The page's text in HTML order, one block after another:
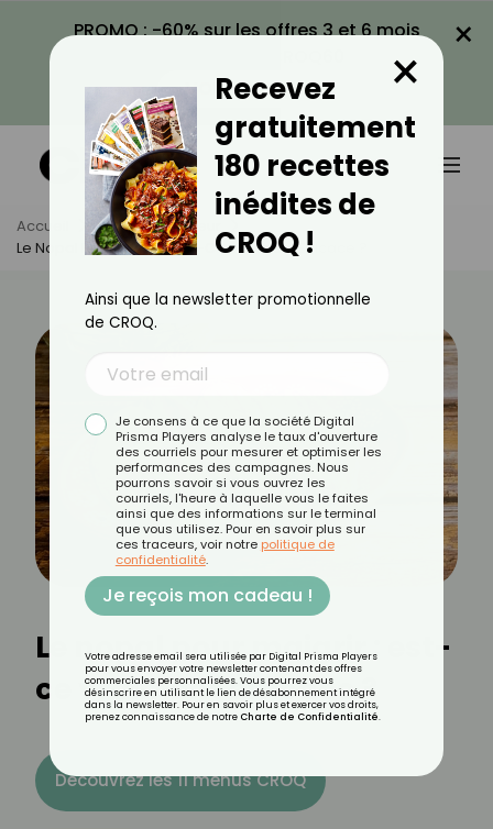
PROMO : -60% sur les offres 3 et 6 mois
VOIR LA PROMO
×
Accueil Actus
Minceur
Le Nopal Pour Maigrir : Est-Ce Vraiment Efficace ?
Le nopal pour maigrir : est-
ce vraiment efficace ?
Découvrez les 11 menus CROQ
Recevez
gratuitement
180 recettes
inédites de
CROQ !
×
Ainsi que la newsletter promotionnelle
de CROQ.
Je consens à ce que la société Digital
Prisma Players analyse le taux d'ouverture
des courriels pour mesurer et optimiser les
performances des campagnes. Nous
pourrons savoir si vous ouvrez les
courriels, l'heure à laquelle vous le faites
ainsi que des informations sur le terminal
que vous utilisez. Pour en savoir plus sur
ces traceurs, voir notre politique de
confidentialité.
Je reçois mon cadeau !
Votre adresse email sera utilisée par Digital Prisma Players
pour vous envoyer votre newsletter contenant des offres
commerciales personnalisées. Vous pourrez vous
désinscrire en utilisant le lien de désabonnement intégré
dans la newsletter. Pour en savoir plus et exercer vos droits,
prenez connaissance de notre Charte de Confidentialité.